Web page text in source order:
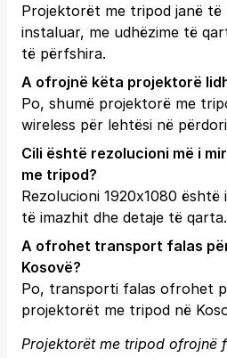
Projektorët me tripod janë
instaluar, me udhëzime të
të përfshira.
A ofrojnë këta projektorë
Po, shumë projektorë me
wireless për lehtësi në
Cili është rezolucioni më i
me tripod?
Rezolucioni 1920x1080
të imazhit dhe detaje të qarta.
A ofrohet transport falas
Kosovë?
Po, transporti falas ofrohet
projektorët me tripod në
Projektorët me tripod ofrojnë